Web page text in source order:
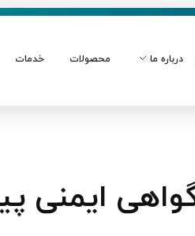
درباره ما محصولات خدمات
ایمنی